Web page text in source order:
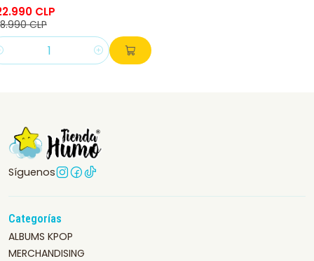
CLP
CLP
Síguenos
Categorías
ALBUMS KPOP
MERCHANDISING